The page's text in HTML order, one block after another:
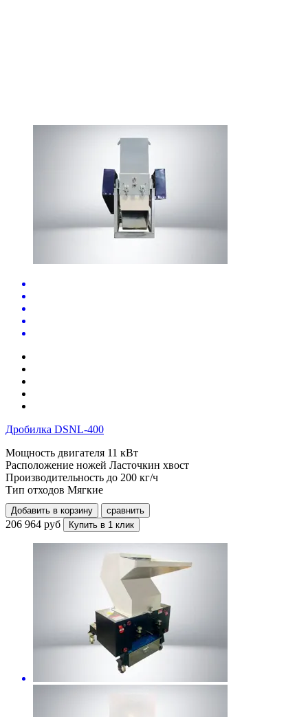
Дробилка DSNL-400
Мощность двигателя 11 кВт
Расположение ножей Ласточкин хвост
Производительность до 200 кг/ч
Тип отходов Мягкие
Добавить в корзину сравнить
206 964 руб Купить в 1 клик